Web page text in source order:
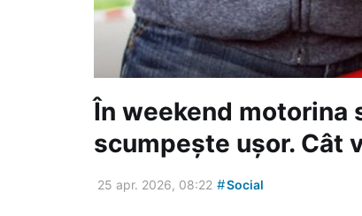
În weekend motorina
scumpește ușor. Cât
25 apr. 2026, 08:22 #Social